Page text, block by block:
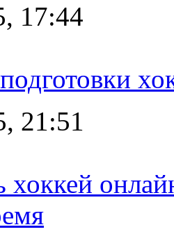
17:44
21:51
хоккей